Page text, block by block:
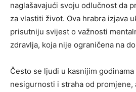
naglašavajući svoju odlučnost da
za vlastiti život. Ova hrabra izjava
prisutniju svijest o važnosti
zdravlja, koja nije ograničena na
Često se ljudi u kasnijim
nesigurnosti i straha od promjene,